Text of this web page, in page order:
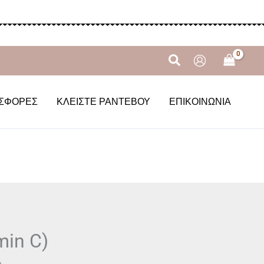
Αναζήτηση
ΚΛΕΊΣΤΕ ΡΑΝΤΕΒΟΎ ΕΠΙΚΟΙΝΩΝΊΑ
C)